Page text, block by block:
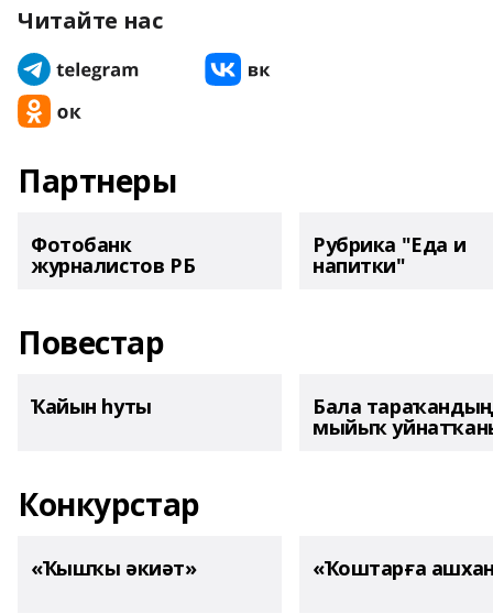
Читайте нас
Партнеры
Фотобанк
журналистов РБ
Рубрика "Еда и
напитки"
Повестар
Ҡайын һуты Бала тараҡандың
мыйыҡ
Конкурстар
«Ҡышҡы әкиәт» «Ҡоштарға